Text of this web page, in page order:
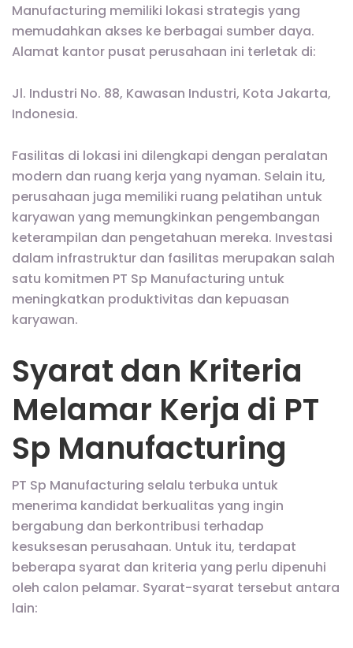
Manufacturing memiliki lokasi strategis yang
memudahkan akses ke berbagai sumber daya.
Alamat kantor pusat perusahaan ini terletak di:
Jl. Industri No. 88, Kawasan Industri, Kota Jakarta,
Indonesia.
Fasilitas di lokasi ini dilengkapi dengan peralatan
modern dan ruang kerja yang nyaman. Selain itu,
perusahaan juga memiliki ruang pelatihan untuk
karyawan yang memungkinkan pengembangan
keterampilan dan pengetahuan mereka. Investasi
dalam infrastruktur dan fasilitas merupakan salah
satu komitmen PT Sp Manufacturing untuk
meningkatkan produktivitas dan kepuasan
karyawan.
Syarat dan Kriteria
Melamar Kerja di PT
Sp Manufacturing
PT Sp Manufacturing selalu terbuka untuk
menerima kandidat berkualitas yang ingin
bergabung dan berkontribusi terhadap
kesuksesan perusahaan. Untuk itu, terdapat
beberapa syarat dan kriteria yang perlu dipenuhi
oleh calon pelamar. Syarat-syarat tersebut antara
lain: